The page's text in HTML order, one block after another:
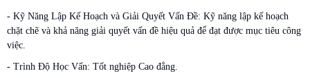
- Kỹ Năng Lập Kế Hoạch và Giải Quyết Vấn Đề: Kỹ năng lập kế hoạch
chặt chẽ và khả năng giải quyết vấn đề hiệu quả để đạt được mục tiêu công
việc.
- Trình Độ Học Vấn: Tốt nghiệp Cao đẳng.